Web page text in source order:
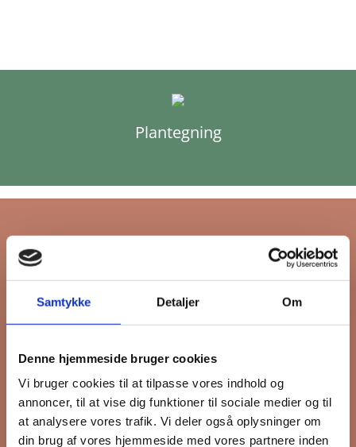
Samtykke Detaljer Om
Denne hjemmeside bruger cookies
Vi bruger cookies til at tilpasse vores indhold og
annoncer, til at vise dig funktioner til sociale medier og til
at analysere vores trafik. Vi deler også oplysninger om
din brug af vores hjemmeside med vores partnere inden
Plantegning
Tilmeld dig FB
Gruppens
nyhedsbrev
Hold dig opdateret på hvad der sker